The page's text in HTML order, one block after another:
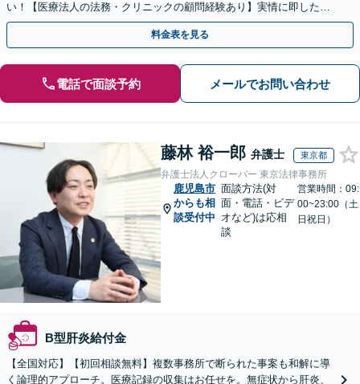
い！【医療法人の法務・クリニックの顧問経験あり】実情に即したア
ドバイスで、納得のできるトラブルの解決を目指します。
料金表を見る
電話で面談予約 メールでお問い合わせ
藤林 裕一郎 弁護士 東京都
弁護士法人クローバー 東京法律事務所
鹿児島市
からも相
談受付中
面談方法(対
面・電話・ビデ
オなど)は応相
談
営業時間：09:
00~23:00（土
日祝日）
B型肝炎給付金
【全国対応】【初回相談無料】複数事務所で断られた事案も和解に導
く論理的アプローチ。医療記録の収集はお任せを。無症状から肝炎、